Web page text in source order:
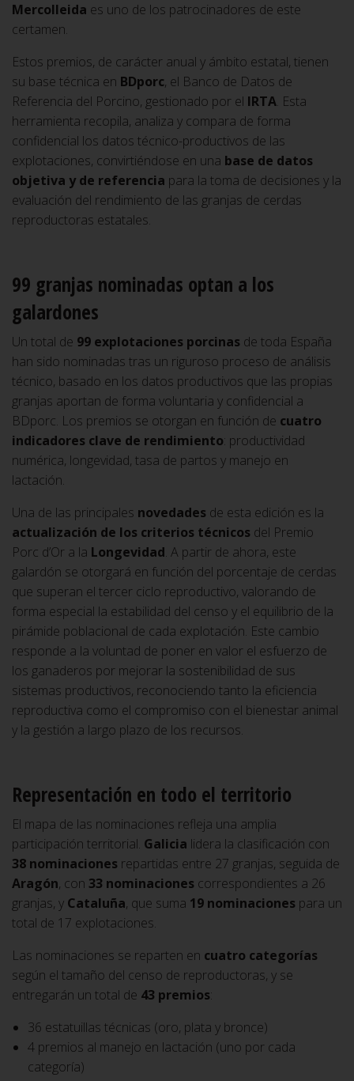
Mercolleida es uno de los patrocinadores de este
certamen.
Estos premios, de carácter anual y ámbito estatal, tienen
su base técnica en BDporc, el Banco de Datos de
Referencia del Porcino, gestionado por el IRTA. Esta
herramienta recopila, analiza y compara de forma
confidencial los datos técnico-productivos de las
explotaciones, convirtiéndose en una base de datos
objetiva y de referencia para la toma de decisiones y la
evaluación del rendimiento de las granjas de cerdas
reproductoras estatales.
99 granjas nominadas optan a los
galardones
Un total de 99 explotaciones porcinas de toda España
han sido nominadas tras un riguroso proceso de análisis
técnico, basado en los datos productivos que las propias
granjas aportan de forma voluntaria y confidencial a
BDporc. Los premios se otorgan en función de cuatro
indicadores clave de rendimiento: productividad
numérica, longevidad, tasa de partos y manejo en
lactación.
Una de las principales novedades de esta edición es la
actualización de los criterios técnicos del Premio
Porc d’Or a la Longevidad. A partir de ahora, este
galardón se otorgará en función del porcentaje de cerdas
que superan el tercer ciclo reproductivo, valorando de
forma especial la estabilidad del censo y el equilibrio de la
pirámide poblacional de cada explotación. Este cambio
responde a la voluntad de poner en valor el esfuerzo de
los ganaderos por mejorar la sostenibilidad de sus
sistemas productivos, reconociendo tanto la eficiencia
reproductiva como el compromiso con el bienestar animal
y la gestión a largo plazo de los recursos.
Representación en todo el territorio
El mapa de las nominaciones refleja una amplia
participación territorial. Galicia lidera la clasificación con
38 nominaciones repartidas entre 27 granjas, seguida de
Aragón, con 33 nominaciones correspondientes a 26
granjas, y Cataluña, que suma 19 nominaciones para un
total de 17 explotaciones.
Las nominaciones se reparten en cuatro categorías
según el tamaño del censo de reproductoras, y se
entregarán un total de 43 premios:
36 estatuillas técnicas (oro, plata y bronce)
4 premios al manejo en lactación (uno por cada
categoría)